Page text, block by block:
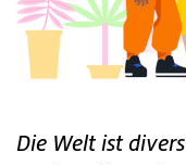
Die Welt ist